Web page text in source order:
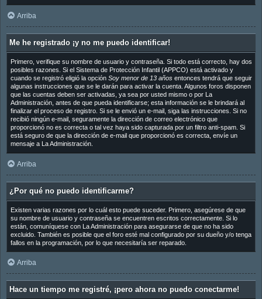
Arriba
Me he registrado ¡y no me puedo identificar!
Primero, verifique su nombre de usuario y contraseña. Si todo está correcto, hay dos
posibles razones. Si el Sistema de Protección Infantil (APPCO) está activado y
cuando se registró eligió la opción Soy menor de 13 añosentonces tendrá que seguir
algunas instrucciones que se le darán para activar la cuenta. Algunos foros disponen
que las cuentas deben ser activadas, ya sea por usted mismo o por La
Administración, antes de que pueda identificarse; esta información se le brindará al
finalizar el proceso de registro. Si se le envió un e-mail, siga las instrucciones. Si no
recibió ningún e-mail, seguramente la dirección de correo electrónico que
proporcionó no es correcta o tal vez haya sido capturada por un filtro anti-spam. Si
está seguro de que la dirección de e-mail que proporcionó es correcta, envíe un
mensaje a La Administración.
Arriba
¿Por qué no puedo identificarme?
Existen varias razones por lo cuál esto puede suceder. Primero, asegúrese de que
su nombre de usuario y contraseña se encuentren escritos correctamente. Si lo
están, comuníquese con La Administración para asegurarse de que no ha sido
excluido. También es posible que el foro esté mal configurado por su dueño y/o tenga
fallos en la programación, por lo que necesitaría ser reparado.
Arriba
Hace un tiempo me registré, ¡pero ahora no puedo conectarme!